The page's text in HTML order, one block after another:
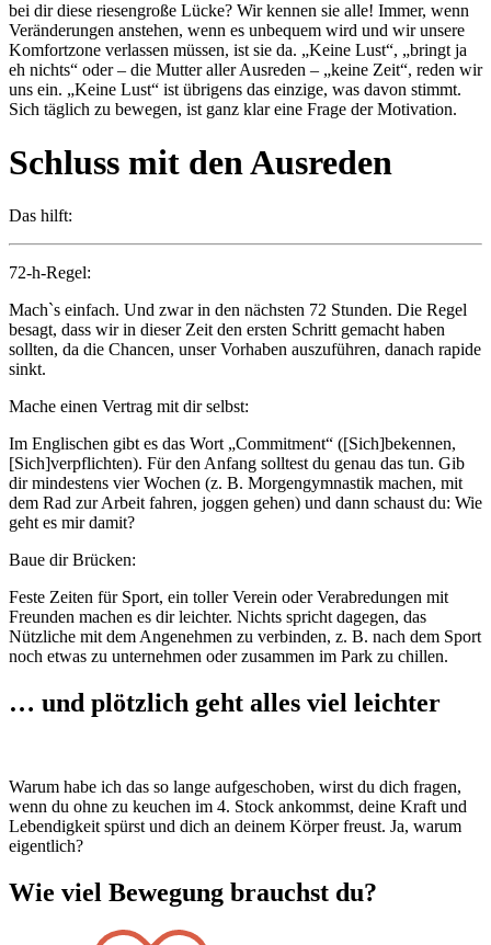
bei dir diese riesengroße Lücke? Wir kennen sie alle! Immer, wenn
Veränderungen anstehen, wenn es unbequem wird und wir unsere
Komfortzone verlassen müssen, ist sie da. „Keine Lust“, „bringt ja
eh nichts“ oder – die Mutter aller Ausreden – „keine Zeit“, reden wir
uns ein. „Keine Lust“ ist übrigens das einzige, was davon stimmt.
Sich täglich zu bewegen, ist ganz klar eine Frage der Motivation.
Schluss mit den Ausreden
Das hilft:
72-h-Regel:
Mach`s einfach. Und zwar in den nächsten 72 Stunden. Die Regel
besagt, dass wir in dieser Zeit den ersten Schritt gemacht haben
sollten, da die Chancen, unser Vorhaben auszuführen, danach rapide
sinkt.
Mache einen Vertrag mit dir selbst:
Im Englischen gibt es das Wort „Commitment“ ([Sich]bekennen,
[Sich]verpflichten). Für den Anfang solltest du genau das tun. Gib
dir mindestens vier Wochen (z. B. Morgengymnastik machen, mit
dem Rad zur Arbeit fahren, joggen gehen) und dann schaust du: Wie
geht es mir damit?
Baue dir Brücken:
Feste Zeiten für Sport, ein toller Verein oder Verabredungen mit
Freunden machen es dir leichter. Nichts spricht dagegen, das
Nützliche mit dem Angenehmen zu verbinden, z. B. nach dem Sport
noch etwas zu unternehmen oder zusammen im Park zu chillen.
… und plötzlich geht alles viel leichter
Warum habe ich das so lange aufgeschoben, wirst du dich fragen,
wenn du ohne zu keuchen im 4. Stock ankommst, deine Kraft und
Lebendigkeit spürst und dich an deinem Körper freust. Ja, warum
eigentlich?
Wie viel Bewegung brauchst du?